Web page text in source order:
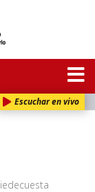
Escuchar en vivo